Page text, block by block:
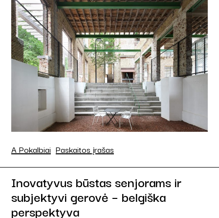
A Pokalbiai Paskaitos įrašas
Inovatyvus būstas senjorams ir
subjektyvi gerovė – belgiška
perspektyva